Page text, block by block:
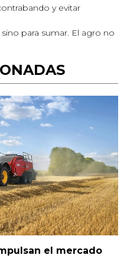
y evitar
para sumar. El agro no
el mercado